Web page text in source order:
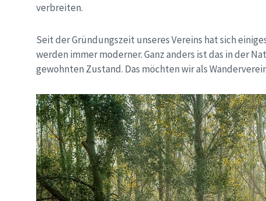
verbreiten.
Seit der Gründungszeit unseres Vereins hat sich
werden immer moderner. Ganz anders ist das in der
gewohnten Zustand. Das möchten wir als